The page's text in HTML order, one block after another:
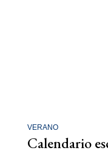
VERANO
Calendario